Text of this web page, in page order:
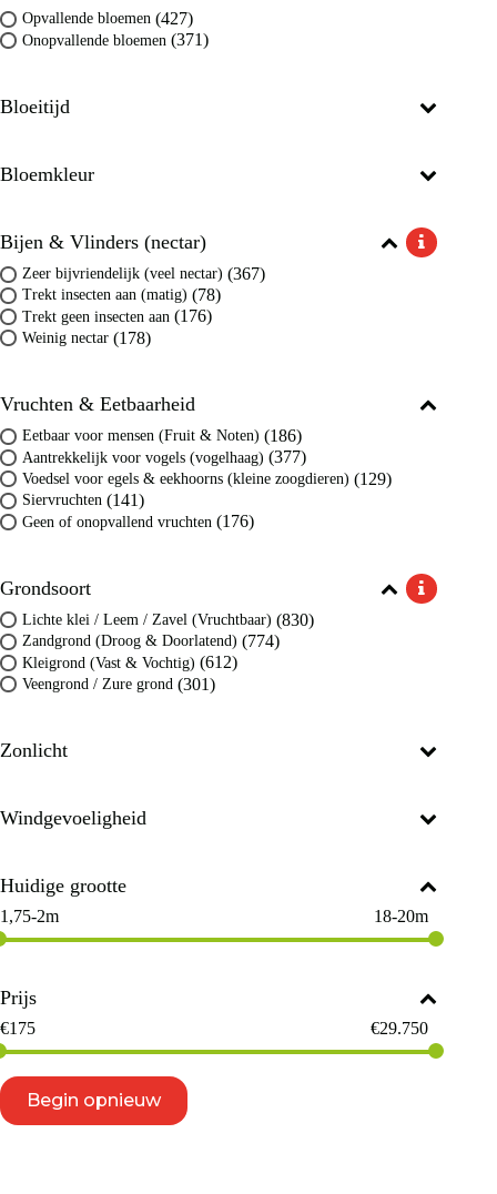
Opvallende bloemen (427)
Onopvallende bloemen (371)
Bloeitijd
Bloemkleur
Bijen & Vlinders (nectar)
Zeer bijvriendelijk (veel nectar) (367)
Trekt insecten aan (matig) (78)
Trekt geen insecten aan (176)
Weinig nectar (178)
Vruchten & Eetbaarheid
Eetbaar voor mensen (Fruit & Noten) (186)
Aantrekkelijk voor vogels (vogelhaag) (377)
Voedsel voor egels & eekhoorns (kleine zoogdieren) (129)
Siervruchten (141)
Geen of onopvallend vruchten (176)
Grondsoort
Lichte klei / Leem / Zavel (Vruchtbaar) (830)
Zandgrond (Droog & Doorlatend) (774)
Kleigrond (Vast & Vochtig) (612)
Veengrond / Zure grond (301)
Zonlicht
Windgevoeligheid
Huidige grootte
1,75-2m 18-20m
Prijs
€175 €29.750
Begin opnieuw